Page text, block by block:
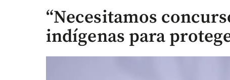
“Necesitamos
indígenas para